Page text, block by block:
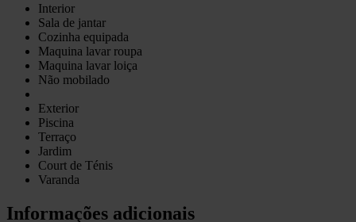
Interior
Sala de jantar
Cozinha equipada
Maquina lavar roupa
Maquina lavar loiça
Não mobilado
Exterior
Piscina
Terraço
Jardim
Court de Ténis
Varanda
Informações adicionais